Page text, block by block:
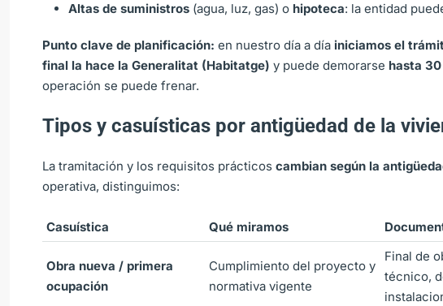
Altas de suministros (agua, luz, gas) o hipoteca: la entidad
Punto clave de planificación: en nuestro día a día iniciamos el
final la hace la Generalitat (Habitatge) y puede demorarse hasta
operación se puede frenar.
Tipos y casuísticas por antigüedad de la
La tramitación y los requisitos prácticos cambian según la
operativa, distinguimos:
Casuística Qué miramos
Obra nueva / primera
ocupación
Cumplimiento del proyecto y
normativa vigente
Final de
técnico,